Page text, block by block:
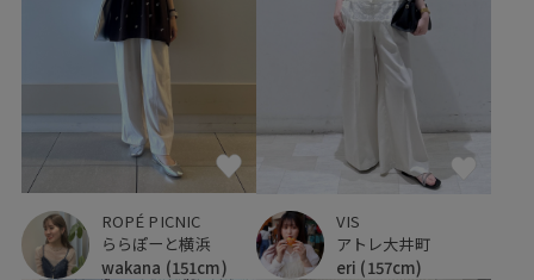
ROPÉ PICNIC
ららぽーと横浜
wakana (151cm)
VIS
アトレ大井町
eri (157cm)